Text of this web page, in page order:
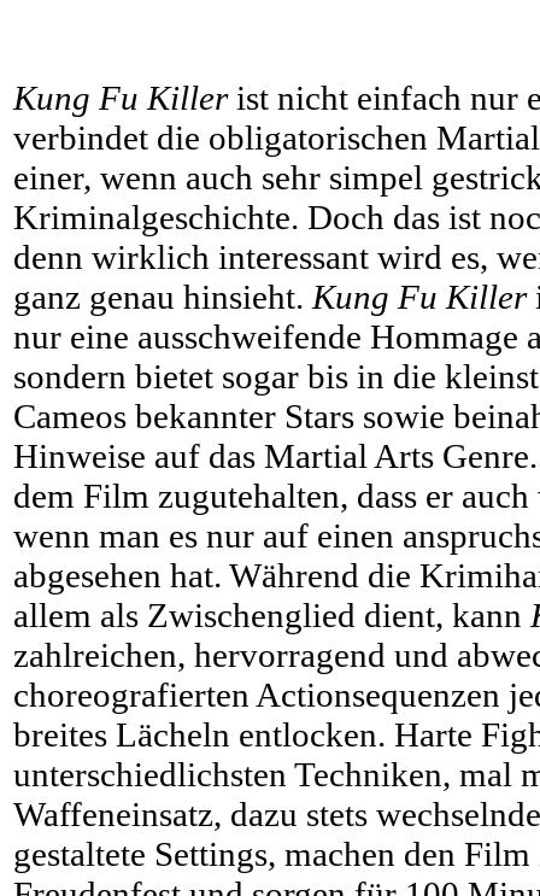
Kung Fu Killerist nicht einfach nur
verbindet die obligatorischen
einer, wenn auch sehr simpel
Kriminalgeschichte. Doch das ist
denn wirklich interessant wird es,
ganz genau hinsieht. Kung Fu Killer
nur eine ausschweifende Hommage
sondern bietet sogar bis in die
Cameos bekannter Stars sowie
Hinweise auf das Martial Arts
dem Film zugutehalten, dass er
wenn man es nur auf einen
abgesehen hat. Während die
allem als Zwischenglied dient, kann
zahlreichen, hervorragend und
choreografierten Actionsequenzen
breites Lächeln entlocken. Harte
unterschiedlichsten Techniken, mal
Waffeneinsatz, dazu stets
gestaltete Settings, machen den